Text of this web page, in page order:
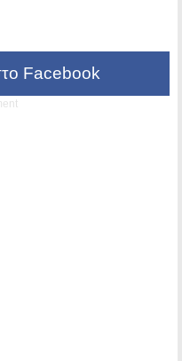
Facebook